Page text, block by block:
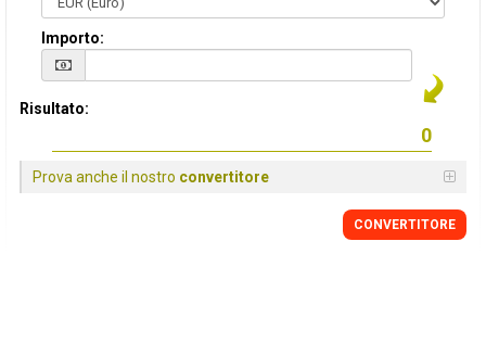
Importo:
Risultato:
Prova anche il nostro convertitore
CONVERTITORE